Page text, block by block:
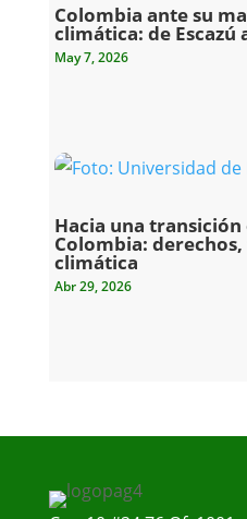
Colombia ante su
climática: de
May 7, 2026
Hacia una
Colombia:
climática
Abr 29, 2026